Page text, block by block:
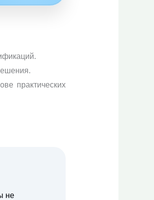
практических
не